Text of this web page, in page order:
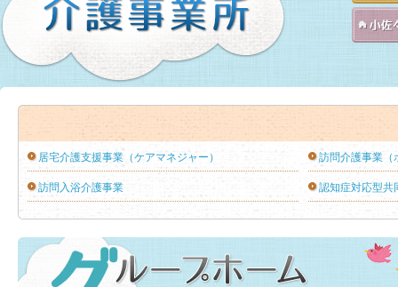
居宅介護支援事業（ケアマネジャー） 訪問介護事業（
訪問入浴介護事業 認知症対応型共